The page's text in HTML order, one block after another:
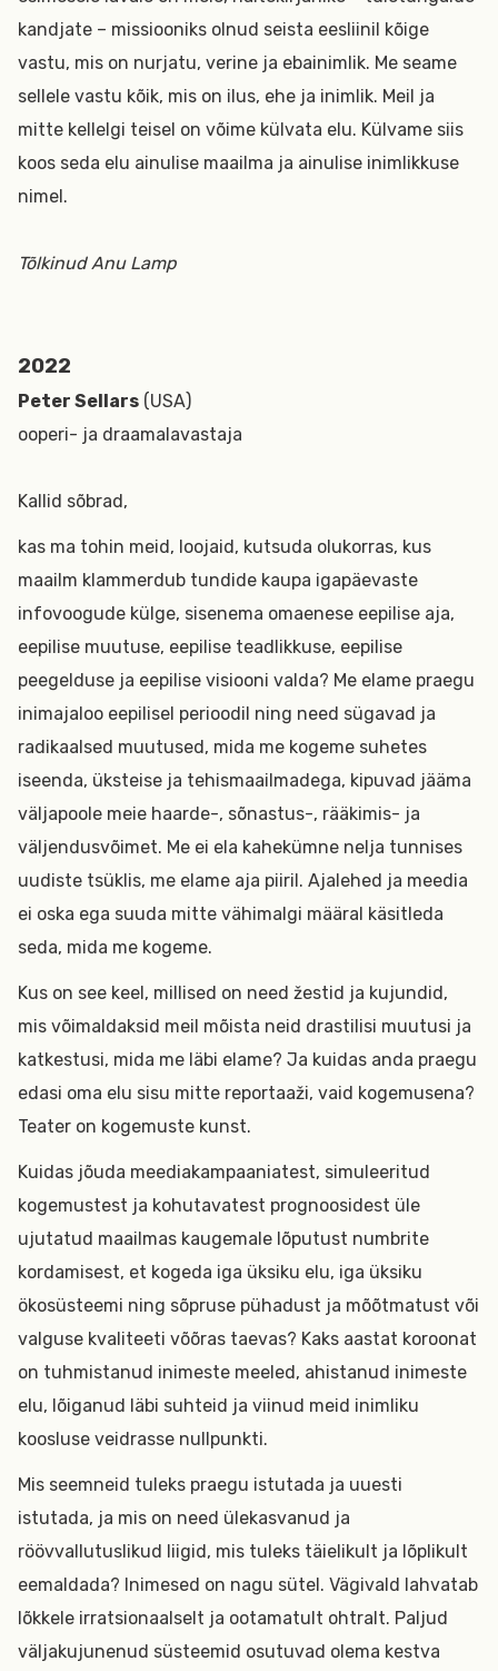
kandjate – missiooniks olnud seista eesliinil kõige
vastu, mis on nurjatu, verine ja ebainimlik. Me seame
sellele vastu kõik, mis on ilus, ehe ja inimlik. Meil ja
mitte kellelgi teisel on võime külvata elu. Külvame siis
koos seda elu ainulise maailma ja ainulise inimlikkuse
nimel.
Tõlkinud Anu Lamp
2022
Peter Sellars (USA)
ooperi- ja draamalavastaja
Kallid sõbrad,
kas ma tohin meid, loojaid, kutsuda olukorras, kus
maailm klammerdub tundide kaupa igapäevaste
infovoogude külge, sisenema omaenese eepilise aja,
eepilise muutuse, eepilise teadlikkuse, eepilise
peegelduse ja eepilise visiooni valda? Me elame praegu
inimajaloo eepilisel perioodil ning need sügavad ja
radikaalsed muutused, mida me kogeme suhetes
iseenda, üksteise ja tehismaailmadega, kipuvad jääma
väljapoole meie haarde-, sõnastus-, rääkimis- ja
väljendusvõimet. Me ei ela kahekümne nelja tunnises
uudiste tsüklis, me elame aja piiril. Ajalehed ja meedia
ei oska ega suuda mitte vähimalgi määral käsitleda
seda, mida me kogeme.
Kus on see keel, millised on need žestid ja kujundid,
mis võimaldaksid meil mõista neid drastilisi muutusi ja
katkestusi, mida me läbi elame? Ja kuidas anda praegu
edasi oma elu sisu mitte reportaaži, vaid kogemusena?
Teater on kogemuste kunst.
Kuidas jõuda meediakampaaniatest, simuleeritud
kogemustest ja kohutavatest prognoosidest üle
ujutatud maailmas kaugemale lõputust numbrite
kordamisest, et kogeda iga üksiku elu, iga üksiku
ökosüsteemi ning sõpruse pühadust ja mõõtmatust või
valguse kvaliteeti võõras taevas? Kaks aastat koroonat
on tuhmistanud inimeste meeled, ahistanud inimeste
elu, lõiganud läbi suhteid ja viinud meid inimliku
koosluse veidrasse nullpunkti.
Mis seemneid tuleks praegu istutada ja uuesti
istutada, ja mis on need ülekasvanud ja
röövvallutuslikud liigid, mis tuleks täielikult ja lõplikult
eemaldada? Inimesed on nagu sütel. Vägivald lahvatab
lõkkele irratsionaalselt ja ootamatult ohtralt. Paljud
väljakujunenud süsteemid osutuvad olema kestva